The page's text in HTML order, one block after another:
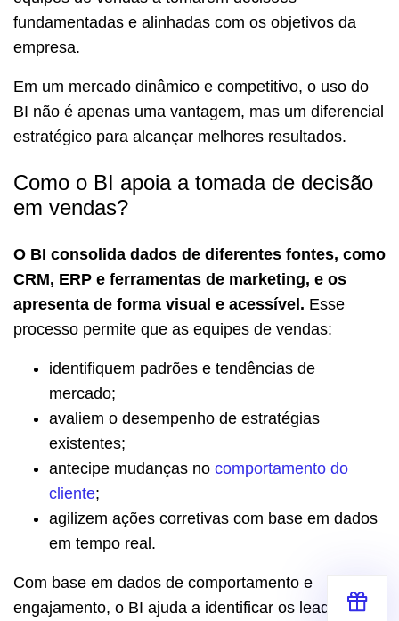
fundamentadas e alinhadas com os objetivos da
empresa.
Em um mercado dinâmico e competitivo, o uso do
BI não é apenas uma vantagem, mas um diferencial
estratégico para alcançar melhores resultados.
Como o BI apoia a tomada de decisão
em vendas?
O BI consolida dados de diferentes fontes, como
CRM, ERP e ferramentas de marketing, e os
apresenta de forma visual e acessível. Esse
processo permite que as equipes de vendas:
identifiquem padrões e tendências de
mercado;
avaliem o desempenho de estratégias
existentes;
antecipe mudanças no comportamento do
cliente;
agilizem ações corretivas com base em dados
em tempo real.
Com base em dados de comportamento e
engajamento, o BI ajuda a identificar os leads com